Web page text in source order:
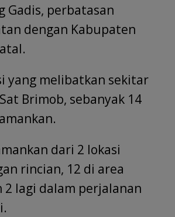
Gadis, perbatasan
dengan Kabupaten
yang melibatkan sekitar
Brimob, sebanyak 14
dari 2 lokasi
rincian, 12 di area
2 lagi dalam perjalanan